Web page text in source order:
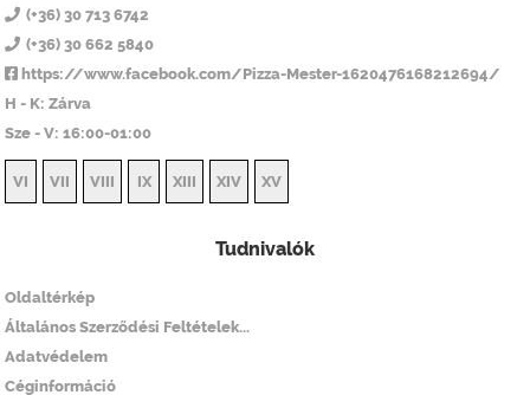
(+36) 30 713 6742
(+36) 30 662 5840
https://www.facebook.com/Pizza-Mester-1620476168212694/
H - K: Zárva
Sze - V: 16:00-01:00
VI VII VIII IX XIII XIV XV
Tudnivalók
Oldaltérkép
Általános Szerződési Feltételek...
Adatvédelem
Céginformáció